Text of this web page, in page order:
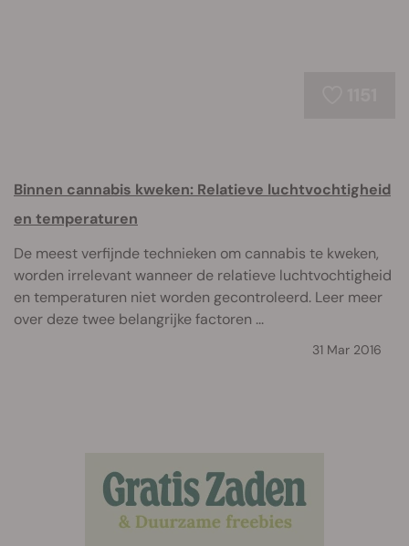
Binnen cannabis kweken: Relatieve luchtvochtigheid
en temperaturen
De meest verfijnde technieken om cannabis te kweken,
worden irrelevant wanneer de relatieve luchtvochtigheid
en temperaturen niet worden gecontroleerd. Leer meer
over deze twee belangrijke factoren ...
31 Mar 2016